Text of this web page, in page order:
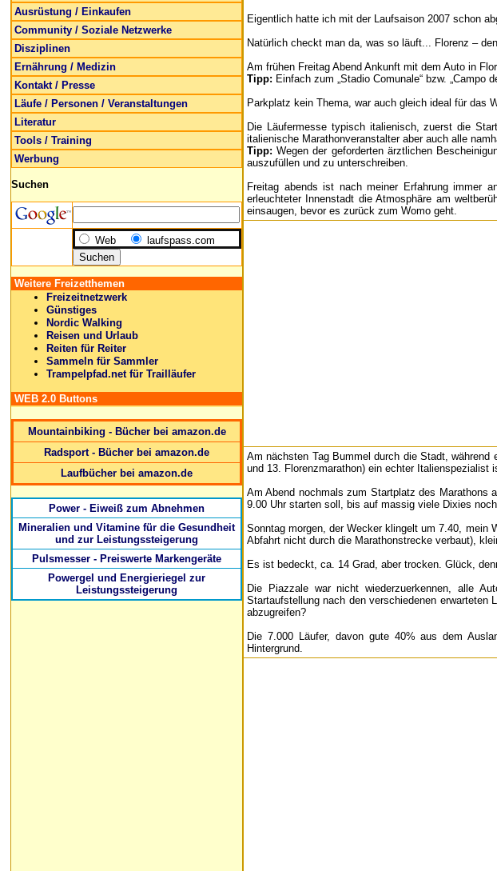
Ausrüstung / Einkaufen
Community / Soziale Netzwerke
Disziplinen
Ernährung / Medizin
Kontakt / Presse
Läufe / Personen / Veranstaltungen
Literatur
Tools / Training
Werbung
Suchen
Web laufspass.com
Weitere Freizetthemen
Freizeitnetzwerk
Günstiges
Nordic Walking
Reisen und Urlaub
Reiten für Reiter
Sammeln für Sammler
Trampelpfad.net für Trailläufer
WEB 2.0 Buttons
Mountainbiking - Bücher bei amazon.de
Radsport - Bücher bei amazon.de
Laufbücher bei amazon.de
Power - Eiweiß zum Abnehmen
Mineralien und Vitamine für die Gesundheit
und zur Leistungssteigerung
Pulsmesser - Preiswerte Markengeräte
Powergel und Energieriegel zur
Leistungssteigerung
Eigentlich hatte ich mit der Laufsaison 2007 schon
Natürlich checkt man da, was so läuft... Florenz –
Am frühen Freitag Abend Ankunft mit dem Auto in
Tipp: Einfach zum „Stadio Comunale“ bzw. „Campo
Parkplatz kein Thema, war auch gleich ideal für das
Die Läufermesse typisch italienisch, zuerst die
italienische Marathonveranstalter aber auch alle
Tipp: Wegen der geforderten ärztlichen
auszufüllen und zu unterschreiben.
Freitag abends ist nach meiner Erfahrung immer
erleuchteter Innenstadt die Atmosphäre am
einsaugen, bevor es zurück zum Womo geht.
Am nächsten Tag Bummel durch die Stadt,
und 13. Florenzmarathon) ein echter Italienspezialist
Am Abend nochmals zum Startplatz des Marathons
9.00 Uhr starten soll, bis auf massig viele Dixies
Sonntag morgen, der Wecker klingelt um 7.40, mein
Abfahrt nicht durch die Marathonstrecke verbaut),
Es ist bedeckt, ca. 14 Grad, aber trocken. Glück,
Die Piazzale war nicht wiederzuerkennen, alle
Startaufstellung nach den verschiedenen
abzugreifen?
Die 7.000 Läufer, davon gute 40% aus dem
Hintergrund.